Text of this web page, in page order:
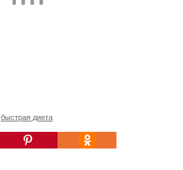
быстрая диета